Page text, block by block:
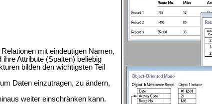
mit eindeutigen Namen,
Attribute (Spalten) beliebig
bilden den wichtigsten Teil
Daten einzutragen, zu ändern,
weiter einschränken kann.